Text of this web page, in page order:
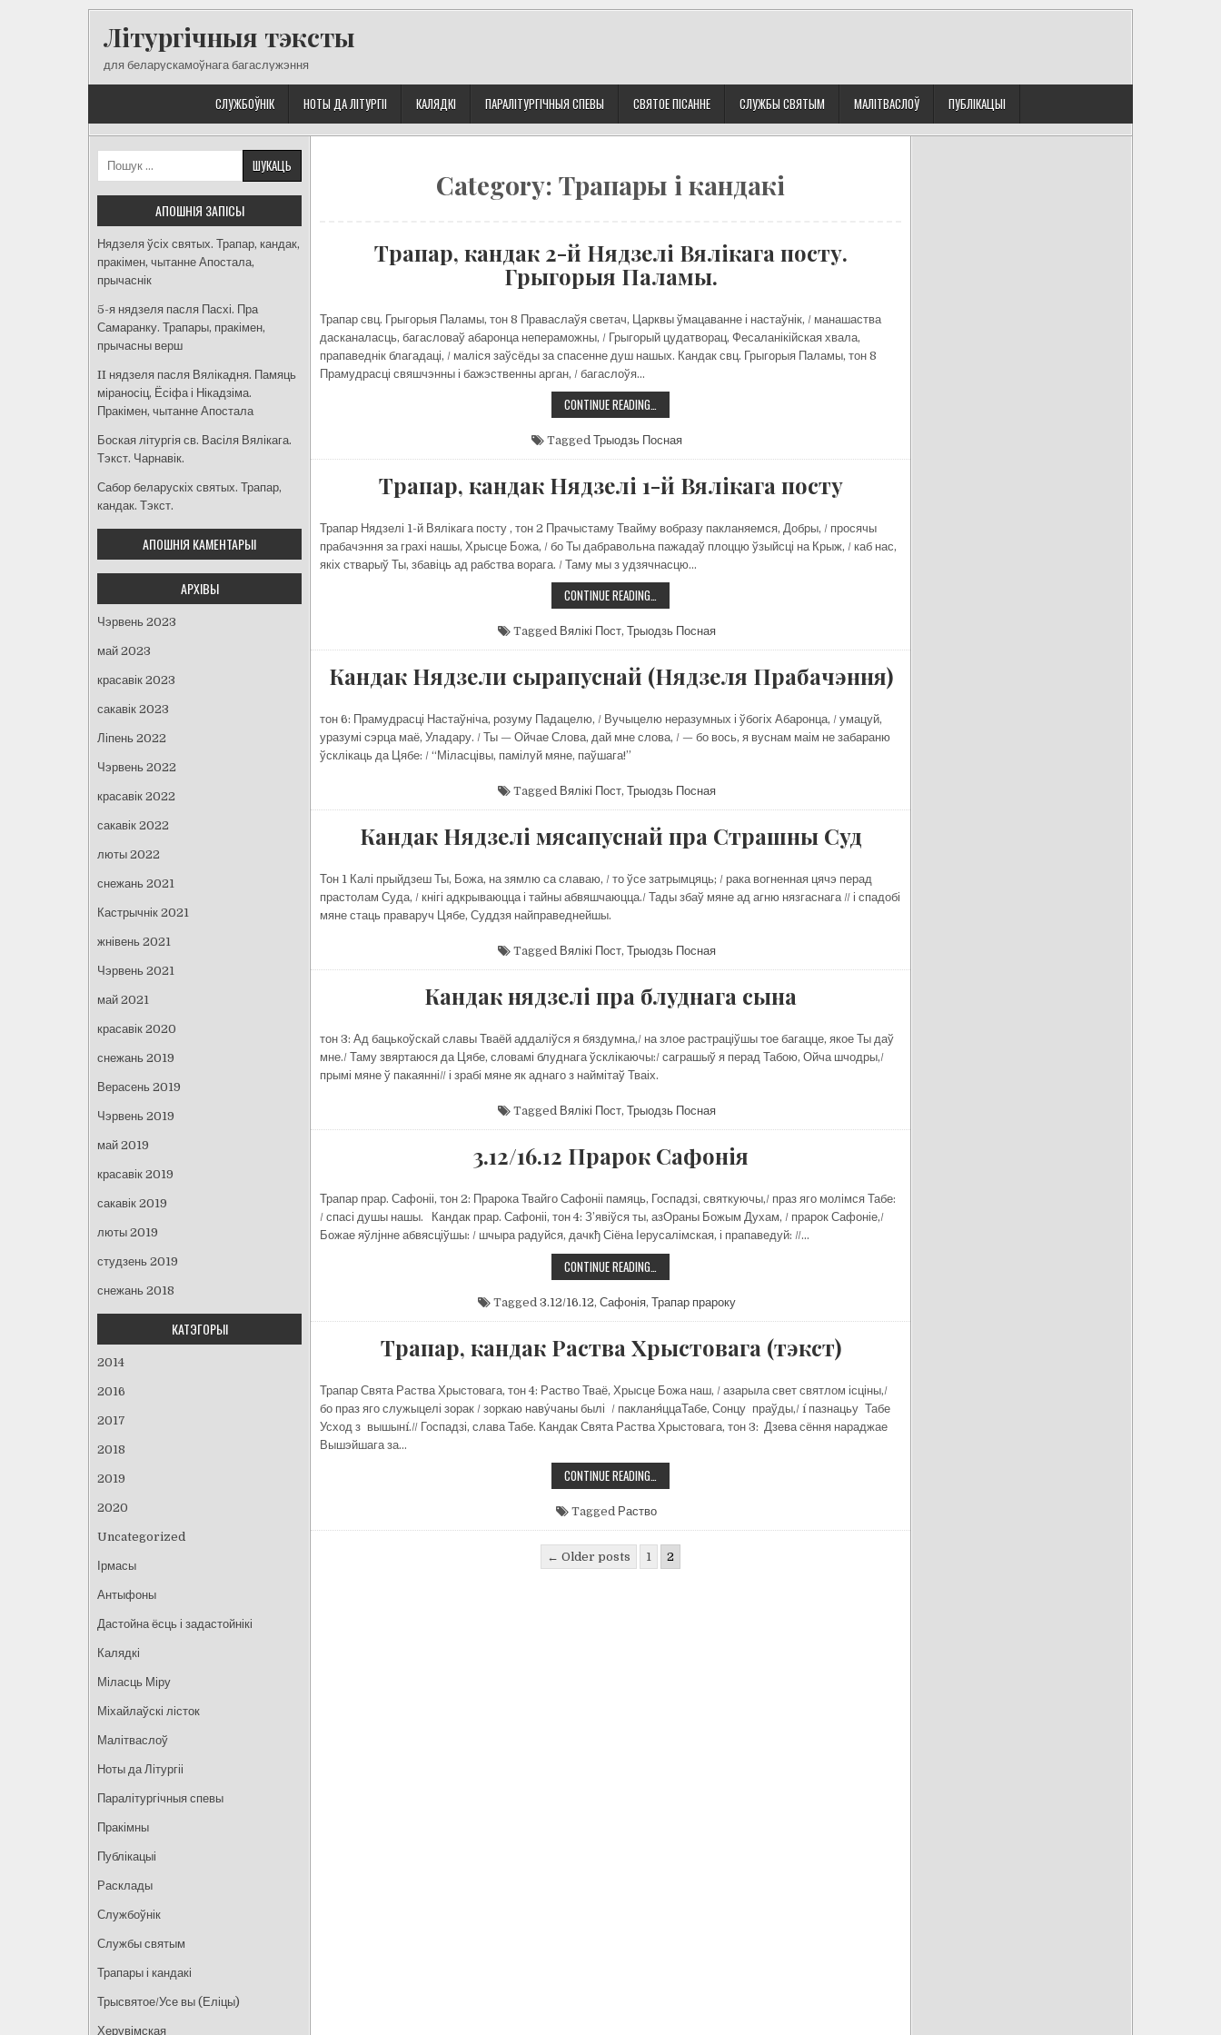
Літургічныя тэксты
для беларускамоўнага багаслужэння
СЛУЖБОЎНІК НОТЫ ДА ЛІТУРГІІ КАЛЯДКІ ПАРАЛІТУРГІЧНЫЯ СПЕВЫ СВЯТОЕ ПІСАННЕ СЛУЖБЫ СВЯТЫМ МАЛІТВАСЛОЎ ПУБЛІКАЦЫІ
Category: Трапары і кандакі
Трапар, кандак 2-й Нядзелі Вялікага посту.
Грыгорыя Паламы.
Трапар свц. Грыгорыя Паламы, тон 8 Праваслаўя светач, Царквы ўмацаванне і настаўнік, / манашаства
дасканаласць, багасловаў абаронца непераможны, / Грыгорый цудатворац, Фесаланікійская хвала,
прапаведнік благадаці, / маліся заўсёды за спасенне душ нашых. Кандак свц. Грыгорыя Паламы, тон 8
Прамудрасці свяшчэнны і бажэственны арган, / багаслоўя…
CONTINUE READING…
КАНДАК
Й
ВЯЛІКАГА
ПОСТУ.
ГРЫГОРЫЯ
ПАЛАМЫ.
Tagged Трыодзь Посная
Трапар, кандак Нядзелі 1-й Вялікага посту
Трапар Нядзелі 1-й Вялікага посту , тон 2 Прачыстаму Твайму вобразу пакланяемся, Добры, / просячы
прабачэння за грахі нашы, Хрысце Божа, / бо Ты дабравольна пажадаў плоццю ўзыйсці на Крыж, / каб нас,
якіх стварыў Ты, збавіць ад рабства ворага. / Таму мы з удзячнасцю…
CONTINUE READING…
КАНДАК
1-
Й
ВЯЛІКАГА
ПОСТУ
Tagged Вялікі Пост, Трыодзь Посная
Кандак Нядзели сырапуснай (Нядзеля Прабачэння)
тон 6: Прамудрасці Настаўніча, розуму Падацелю, / Вучыцелю неразумных і ўбогіх Абаронца, / умацуй,
уразумі сэрца маё, Уладару. / Ты — Ойчае Слова, дай мне слова, / — бо вось, я вуснам маім не забараню
ўсклікаць да Цябе: / “Міласцівы, памілуй мяне, паўшага!”
Tagged Вялікі Пост, Трыодзь Посная
Кандак Нядзелі мясапуснай пра Страшны Суд
Тон 1 Калі прыйдзеш Ты, Божа, на зямлю са славаю, / то ўсе затрымцяць; / рака вогненная цячэ перад
прастолам Суда, / кнігі адкрываюцца і тайны абвяшчаюцца./ Тады збаў мяне ад агню нязгаснага // і спадобі
мяне стаць праваруч Цябе, Суддзя найправеднейшы.
Tagged Вялікі Пост, Трыодзь Посная
Кандак нядзелі пра блуднага сына
тон 3: Ад бацькоўскай славы Тваёй аддаліўся я бяздумна,/ на злое растраціўшы тое багацце, якое Ты даў
мне./ Таму звяртаюся да Цябе, словамі блуднага ўсклікаючы:/ саграшыў я перад Табою, Ойча шчодры,/
прымі мяне ў пакаянні// і зрабі мяне як аднаго з наймітаў Тваіх.
Tagged Вялікі Пост, Трыодзь Посная
3.12/16.12 Прарок Сафонія
Трапар прар. Сафоніі, тон 2: Прарока Твайго Сафоніі памяць, Госпадзі, святкуючы,/ праз яго молімся Табе:
/ спасі душы нашы. Кандак прар. Сафоніі, тон 4: З’явіўся ты, азОраны Божым Духам, / прарок Сафоніе,/
Божае яўлјнне абвясціўшы: / шчыра радуйся, дачкђ Сіёна Іерусалімская, і прапаведуй: //…
CONTINUE READING…
ПРАРОК
Tagged 3.12/16.12, Сафонія, Трапар прароку
Трапар, кандак Раства Хрыстовага (тэкст)
Трапар Свята Раства Хрыстовага, тон 4: Раство Тваё, Хрысце Божа наш, / азарыла свет святлом ісціны,/
бо праз яго служыцелі зорак / зоркаю наву́чаны былі / пакланя́ццаТабе, Сонцу праўды,/ í пазнацьу Табе
Усход з вышынí.// Госпадзі, слава Табе. Кандак Свята Раства Хрыстовага, тон 3: Дзева сёння нараджае
Вышэйшага за…
CONTINUE READING…
КАНДАК
ХРЫСТОВАГА
Tagged Раство
← Older posts 1 2
Пошук:
АПОШНІЯ ЗАПІСЫ
Нядзеля ўсіх святых. Трапар, кандак,
пракімен, чытанне Апостала,
прычаснік
5-я нядзеля пасля Пасхі. Пра
Самаранку. Трапары, пракімен,
прычасны верш
II нядзеля пасля Вялікадня. Памяць
міраносіц, Ёсіфа і Нікадзіма.
Пракімен, чытанне Апостала
Боская літургія св. Васіля Вялікага.
Тэкст. Чарнавік.
Сабор беларускіх святых. Трапар,
кандак. Тэкст.
АПОШНІЯ КАМЕНТАРЫІ
АРХІВЫ
Чэрвень 2023
май 2023
красавік 2023
сакавік 2023
Ліпень 2022
Чэрвень 2022
красавік 2022
сакавік 2022
люты 2022
снежань 2021
Кастрычнік 2021
жнівень 2021
Чэрвень 2021
май 2021
красавік 2020
снежань 2019
Верасень 2019
Чэрвень 2019
май 2019
красавік 2019
сакавік 2019
люты 2019
студзень 2019
снежань 2018
КАТЭГОРЫІ
2014
2016
2017
2018
2019
2020
Uncategorized
Ірмасы
Антыфоны
Дастойна ёсць і задастойнікі
Калядкі
Міласць Міру
Міхайлаўскі лісток
Малітваслоў
Ноты да Літургіі
Паралітургічныя спевы
Пракімны
Публікацыі
Расклады
Службоўнік
Службы святым
Трапары і кандакі
Трысвятое/Усе вы (Еліцы)
Херувімская